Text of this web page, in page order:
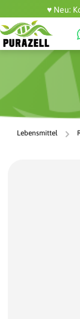
springen♥️ Neu:
Lebensmittel
Bildergalerie